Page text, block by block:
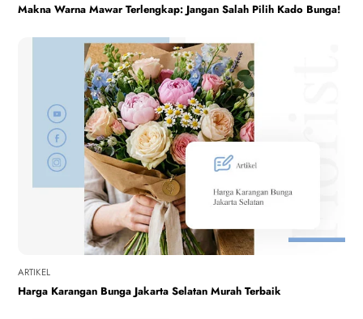
Makna Warna Mawar Terlengkap: Jangan Salah Pilih Kado Bunga!
ARTIKEL
Harga Karangan Bunga Jakarta Selatan Murah Terbaik